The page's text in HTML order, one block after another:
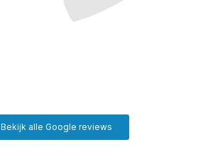
Bekijk alle Google reviews